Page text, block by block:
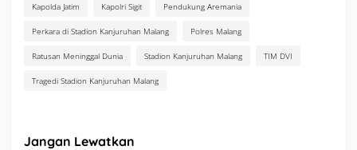
Kapolda Jatim Kapolri Sigit Pendukung Aremania
Perkara di Stadion Kanjuruhan Malang Polres Malang
Ratusan Meninggal Dunia Stadion Kanjuruhan Malang TIM DVI
Tragedi Stadion Kanjuruhan Malang
Jangan Lewatkan